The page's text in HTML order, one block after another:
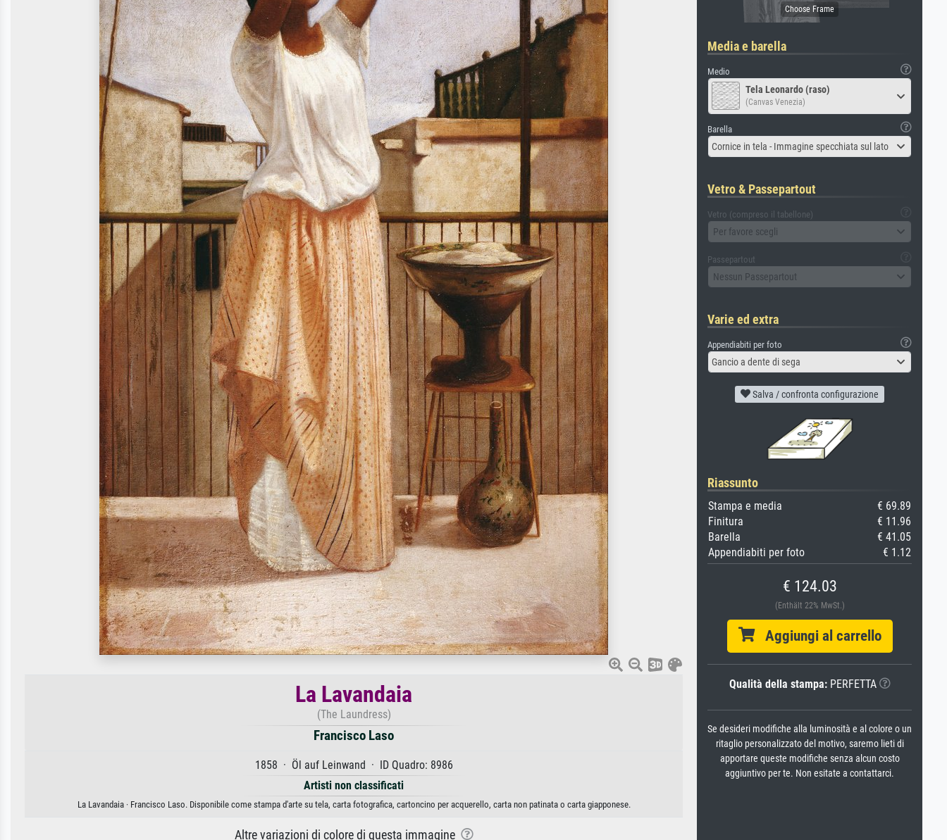
La Lavandaia
(The Laundress)
Francisco Laso
1858 · Öl auf Leinwand · ID Quadro: 8986
Artisti non classificati
La Lavandaia · Francisco Laso. Disponibile come stampa d'arte su tela, carta fotografica, cartoncino per acquerello, carta non patinata o carta giapponese.
Altre variazioni di colore di questa immagine
Media e barella
Medio
Tela Leonardo (raso)
(Canvas Venezia)
Barella
Cornice in tela - Immagine specchiata sul lato
Vetro & Passepartout
Vetro (compreso il tabellone)
Per favore scegli
Passepartout
Nessun Passepartout
Varie ed extra
Appendiabiti per foto
Gancio a dente di sega
Salva / confronta configurazione
Riassunto
Stampa e media
€ 69.89
Finitura
€ 11.96
Barella
€ 41.05
Appendiabiti per foto
€ 1.12
€ 124.03
(Enthält 22% MwSt.)
Aggiungi al carrello
Qualità della stampa:PERFETTA
Se desideri modifiche alla luminosità e al colore o un
ritaglio personalizzato del motivo, saremo lieti di
apportare queste modifiche senza alcun costo
aggiuntivo per te. Non esitate a contattarci.